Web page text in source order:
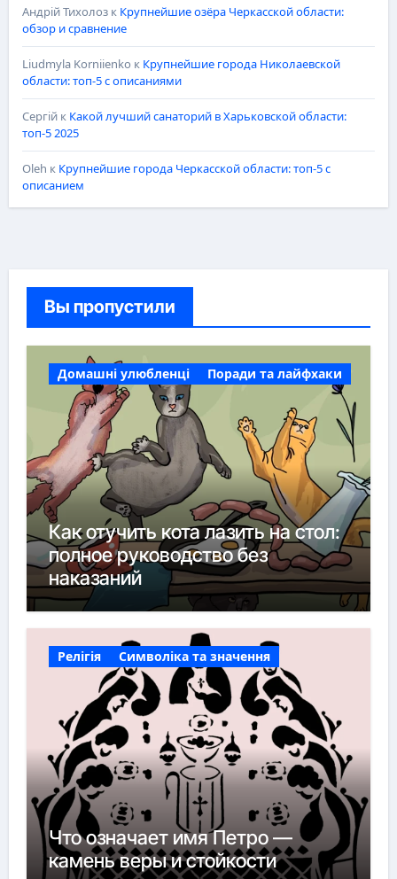
Андрій Тихолозк Крупнейшие озёра Черкасской области:
обзор и сравнение
Liudmyla Korniienko к Крупнейшие города Николаевской
области: топ-5 с описаниями
Сергійк Какой лучший санаторий в Харьковской области:
топ-5 2025
Oleh к Крупнейшие города Черкасской области: топ-5 с
описанием
Вы пропустили
Домашні улюбленці Поради та лайфхаки
Как отучить кота лазить на стол:
полное руководство без
наказаний
Релігія Символіка та значення
Что означает имя Петро —
камень веры и стойкости